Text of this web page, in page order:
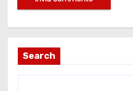
Search